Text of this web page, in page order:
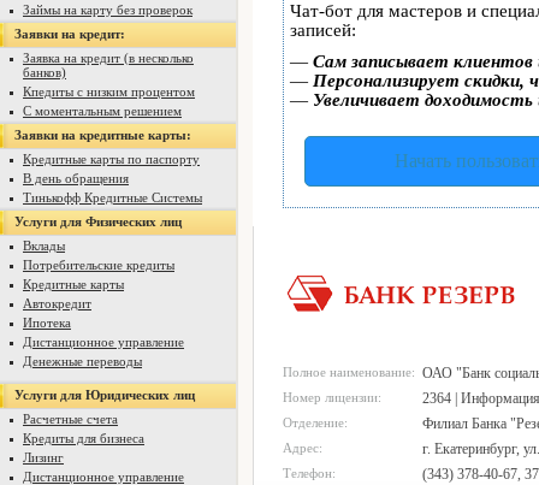
Займы на карту без проверок
Заявки на кредит:
Заявка на кредит (в несколько
банков)
Кпедиты с низким процентом
С моментальным решением
Заявки на кредитные карты:
Кредитные карты по паспорту
В день обращения
Тинькофф Кредитные Системы
Услуги для Физических лиц
Вклады
Потребительские кредиты
Кредитные карты
Автокредит
Ипотека
Дистанционное управление
Денежные переводы
Услуги для Юридических лиц
Расчетные счета
Кредиты для бизнеса
Лизинг
Дистанционное управление
Чат-бот для мастеров и
записей:
— Сам записывает
— Персонализирует скидки,
— Увеличивает
Начать
Полное наименование: ОАО "Банк
Номер лицензии: 2364 |
Отделение: Филиал Банка
Адрес: г. Екатеринбург,
Телефон: (343) 378-40-67,